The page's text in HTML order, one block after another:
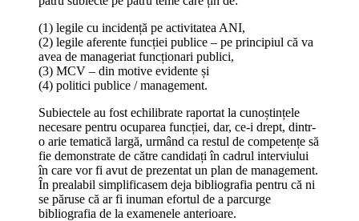
(1) legile cu incidență pe activitatea ANI,
(2) legile aferente funcției publice – pe principiul că va
avea de manageriat funcționari publici,
(3) MCV – din motive evidente și
(4) politici publice / management.
Subiectele au fost echilibrate raportat la cunoștințele
necesare pentru ocuparea funcției, dar, ce-i drept, dintr-
o arie tematică largă, urmând ca restul de competențe să
fie demonstrate de către candidați în cadrul interviului
în care vor fi avut de prezentat un plan de management.
În prealabil simplificasem deja bibliografia pentru că ni
se păruse că ar fi inuman efortul de a parcurge
bibliografia de la examenele anterioare.